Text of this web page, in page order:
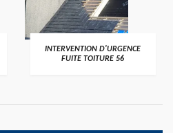
>
INTERVENTION D'URGENCE
FUITE TOITURE 56